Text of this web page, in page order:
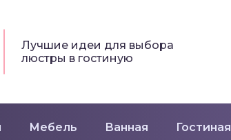
Лучшие идеи для выбора
люстры в гостиную
Мебель Ванная Гостиная